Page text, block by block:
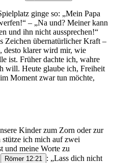
ginge so: „Mein Papa
– „Na und? Meiner kann
und ihn nicht aussprechen!“
Zeichen übernatürlicher Kraft –
desto klarer wird mir, wie
ist. Früher dachte ich, wahre
will. Heute glaube ich, Freiheit
Moment zwar tun möchte,
Kinder zum Zorn oder zur
ich mich auf zwei
und meine Worte zu
Römer 12:21
: „Lass dich nicht